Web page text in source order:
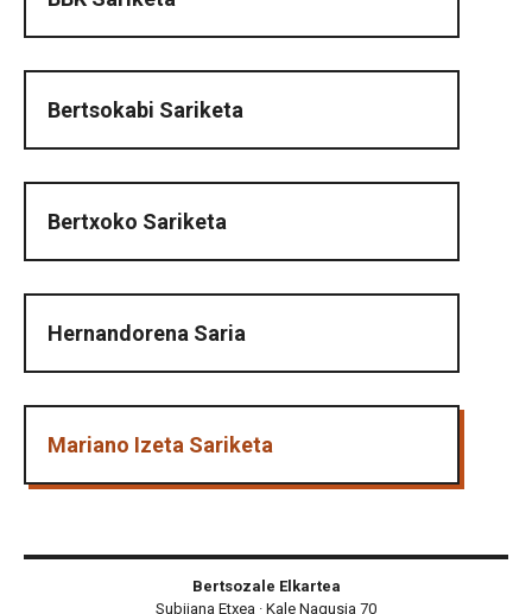
Bertsokabi Sariketa
Bertxoko Sariketa
Hernandorena Saria
Mariano Izeta Sariketa
Bertsozale Elkartea
Subijana Etxea · Kale Nagusia 70